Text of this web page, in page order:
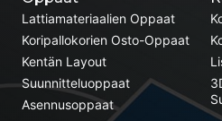
Lattiamateriaalien Oppaat
Koripallokorien Osto-Oppaat
Kentän Layout
Suunnitteluoppaat
Asennusoppaat